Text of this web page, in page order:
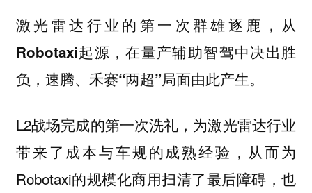
激光雷达行业的第一次群雄逐鹿，从
Robotaxi起源，在量产辅助智驾中决出胜
负，速腾、禾赛“两超”局面由此产生。
L2战场完成的第一次洗礼，为激光雷达行业
带来了成本与车规的成熟经验，从而为
Robotaxi的规模化商用扫清了最后障碍，也